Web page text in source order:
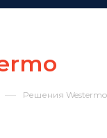
— Решения Westermo